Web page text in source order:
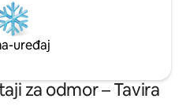
uređaj
za odmor – Tavira